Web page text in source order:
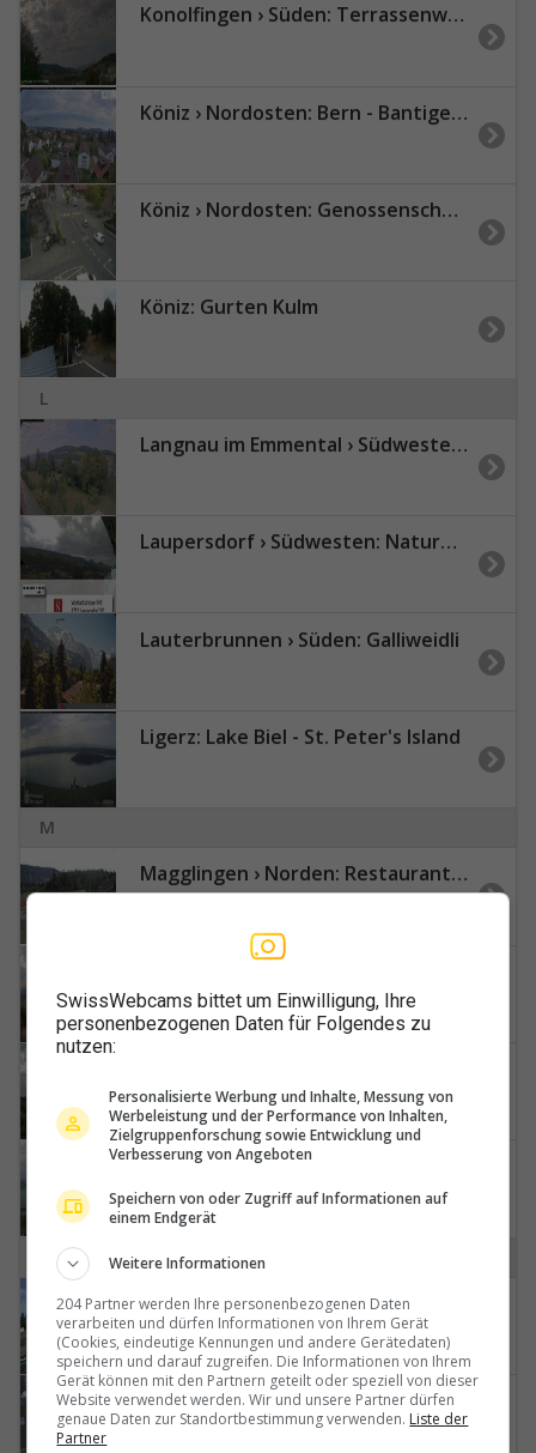
Konolfingen › Süden: Terrassenweg
Köniz › Nordosten: Bern - Bantiger - Grauholz
Köniz › Nordosten: Genossenschaft Wohnraum Köniz - Bläuackerplatz
Köniz: Gurten Kulm
L
Langnau im Emmental › Südwesten: Aussicht vom Dorfberg in Langnau
Laupersdorf › Südwesten: Naturpark Thal
Lauterbrunnen › Süden: Galliweidli
Ligerz: Lake Biel - St. Peter's Island
M
Magglingen › Norden: Restaurant End der Welt - Sports facility "End of the World" BASPO
Murten: Lake Murten
Niederbipp › Westen: Piste de moto-cross 3
Niederbipp › Süden: Crosspiste MRT Niederbipp GmbH
SwissWebcams bittet um Einwilligung, Ihre
personenbezogenen Daten für Folgendes zu
nutzen:
Personalisierte Werbung und Inhalte, Messung von
Werbeleistung und der Performance von Inhalten,
Zielgruppenforschung sowie Entwicklung und
Verbesserung von Angeboten
Speichern von oder Zugriff auf Informationen auf
einem Endgerät
Weitere Informationen
204 Partner werden Ihre personenbezogenen Daten
verarbeiten und dürfen Informationen von Ihrem Gerät
(Cookies, eindeutige Kennungen und andere Gerätedaten)
speichern und darauf zugreifen. Die Informationen von Ihrem
Gerät können mit den Partnern geteilt oder speziell von dieser
Website verwendet werden. Wir und unsere Partner dürfen
genaue Daten zur Standortbestimmung verwenden. Liste der
Partner